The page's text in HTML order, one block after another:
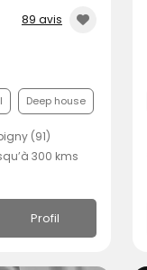
89 avis
Deep house
(91)
300 kms
Profil